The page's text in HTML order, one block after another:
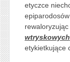
etyczce
rewaloryzując
wtryskowych
etykietkujące